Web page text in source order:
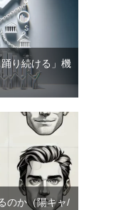
踊り続ける」機
のか（陽キャ/